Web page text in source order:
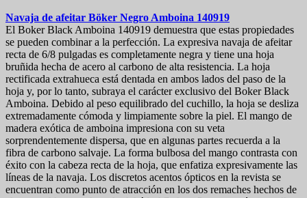
Navaja de afeitar Böker Negro Amboina 140919
El Boker Black Amboina 140919 demuestra que estas propiedades
se pueden combinar a la perfección. La expresiva navaja de afeitar
recta de 6/8 pulgadas es completamente negra y tiene una hoja
bruñida hecha de acero al carbono de alta resistencia. La hoja
rectificada extrahueca está dentada en ambos lados del paso de la
hoja y, por lo tanto, subraya el carácter exclusivo del Boker Black
Amboina. Debido al peso equilibrado del cuchillo, la hoja se desliza
extremadamente cómoda y limpiamente sobre la piel. El mango de
madera exótica de amboina impresiona con su veta
sorprendentemente dispersa, que en algunas partes recuerda a la
fibra de carbono salvaje. La forma bulbosa del mango contrasta con
éxito con la cabeza recta de la hoja, que enfatiza expresivamente las
líneas de la navaja. Los discretos acentos ópticos en la revista se
encuentran como punto de atracción en los dos remaches hechos de